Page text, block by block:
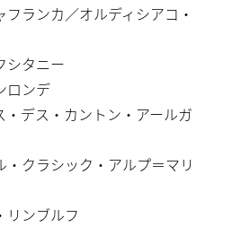
ランカ／オルディシアコ・
シタニー
ロンデ
・デス・カントン・アールガ
・クラシック・アルプ＝マリ
リンブルフ